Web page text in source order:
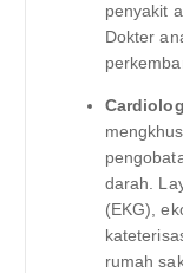
penyakit
Dokter
darah.
(EKG),
rumah